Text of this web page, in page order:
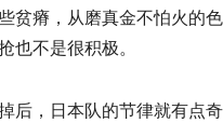
贫瘠，从磨真金不怕火的色
也不是很积极。
后，日本队的节律就有点奇